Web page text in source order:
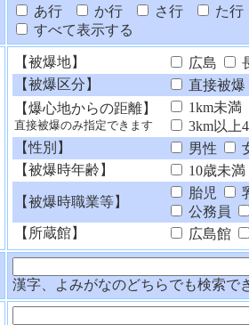
あ行 か行 さ行
た行
すべて表示する
【被爆地】 広島
【被爆区分】
直接被爆
【爆心地からの距離】
直接被爆のみ指定できます
1km未満
3km以上
【性別】
男性
【被爆時年齢】
10歳未満
【被爆時職業等】
胎児
公務員
【所蔵館】
広島館
漢字、よみがなのどちらでも検索で